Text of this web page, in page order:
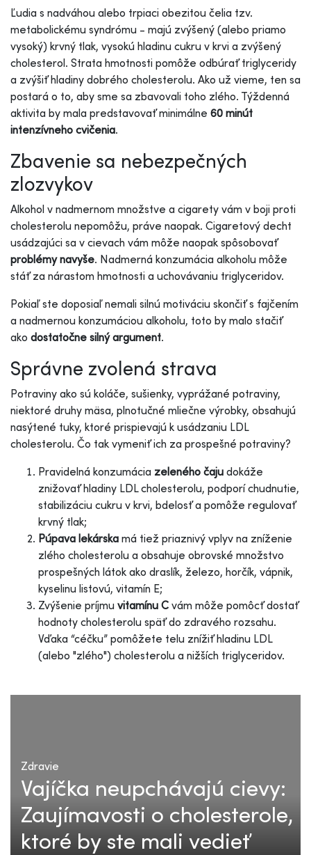
Ľudia s nadváhou alebo trpiaci obezitou čelia tzv.
metabolickému syndrómu - majú zvýšený (alebo priamo
vysoký) krvný tlak, vysokú hladinu cukru v krvi a zvýšený
cholesterol. Strata hmotnosti pomôže odbúrať triglyceridy
a zvýšiť hladiny dobrého cholesterolu. Ako už vieme, ten sa
postará o to, aby sme sa zbavovali toho zlého. Týždenná
aktivita by mala predstavovať minimálne 60 minút
intenzívneho cvičenia.
Zbavenie sa nebezpečných
zlozvykov
Alkohol v nadmernom množstve a cigarety vám v boji proti
cholesterolu nepomôžu, práve naopak. Cigaretový decht
usádzajúci sa v cievach vám môže naopak spôsobovať
problémy navyše. Nadmerná konzumácia alkoholu môže
stáť za nárastom hmotnosti a uchovávaniu triglyceridov.
Pokiaľ ste doposiaľ nemali silnú motiváciu skončiť s fajčením
a nadmernou konzumáciou alkoholu, toto by malo stačiť
ako dostatočne silný argument.
Správne zvolená strava
Potraviny ako sú koláče, sušienky, vyprážané potraviny,
niektoré druhy mäsa, plnotučné mliečne výrobky, obsahujú
nasýtené tuky, ktoré prispievajú k usádzaniu LDL
cholesterolu. Čo tak vymeniť ich za prospešné potraviny?
Pravidelná konzumácia zeleného čaju dokáže
znižovať hladiny LDL cholesterolu, podporí chudnutie,
stabilizáciu cukru v krvi, bdelosť a pomôže regulovať
krvný tlak;
Púpava lekárska má tiež priaznivý vplyv na zníženie
zlého cholesterolu a obsahuje obrovské množstvo
prospešných látok ako draslík, železo, horčík, vápnik,
kyselinu listovú, vitamín E;
Zvýšenie príjmu vitamínu C vám môže pomôcť dostať
hodnoty cholesterolu späť do zdravého rozsahu.
Vďaka “céčku” pomôžete telu znížiť hladinu LDL
(alebo "zlého") cholesterolu a nižších triglyceridov.
Zdravie
Vajíčka neupchávajú cievy:
Zaujímavosti o cholesterole,
ktoré by ste mali vedieť